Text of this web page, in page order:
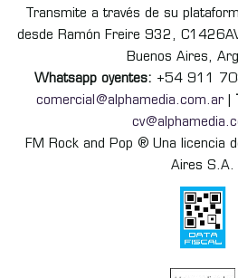
Transmite a través de su
desde Ramón Freire 932,
Buenos Aires,
Whatsapp oyentes: +54 911
comercial@alphamedia.com.ar
FM Rock and Pop ® Una licencia
Aires S.A.